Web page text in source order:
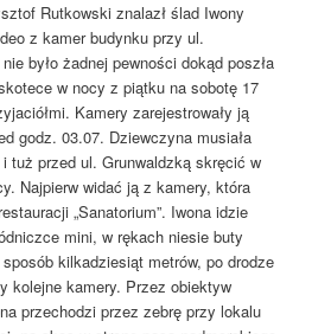
Rutkowski znalazł ślad Iwony
z kamer budynku przy ul.
było żadnej pewności dokąd poszła
w nocy z piątku na sobotę 17
Kamery zarejestrowały ją
godz. 03.07. Dziewczyna musiała
i tuż przed ul. Grunwaldzką skręcić w
Najpierw widać ją z kamery, która
„Sanatorium”. Iwona idzie
mini, w rękach niesie buty
kilkadziesiąt metrów, po drodze
kolejne kamery. Przez obiektyw
przechodzi przez zebrę przy lokalu